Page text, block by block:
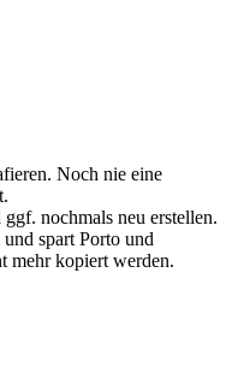
Noch nie eine
nochmals neu erstellen.
spart Porto und
mehr kopiert werden.